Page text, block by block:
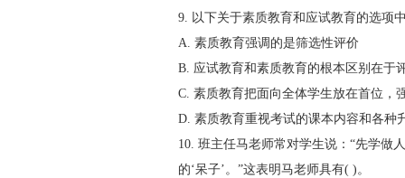
9. 以下关于素质教育和应试教育的选项
A. 素质教育强调的是筛选性评价
B. 应试教育和素质教育的根本区别在于
C. 素质教育把面向全体学生放在首位，
D. 素质教育重视考试的课本内容和各种
10. 班主任马老师常对学生说：“先学做
的‘呆子’。”这表明马老师具有( )。